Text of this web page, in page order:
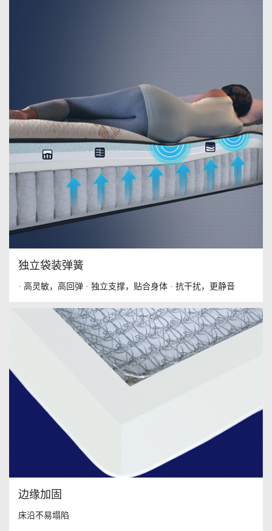
独立袋装弹簧
· 高灵敏，高回弹 · 独立支撑，贴合身体 · 抗干扰，更静音
边缘加固
床沿不易塌陷